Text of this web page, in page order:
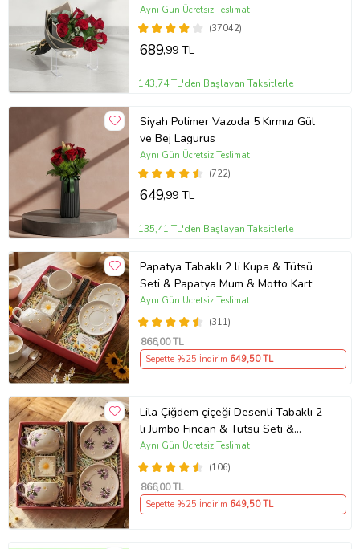
(37042)
Aynı Gün Ücretsiz Teslimat
689,99 TL
143,74 TL'den Başlayan Taksitlerle
Siyah Polimer Vazoda 5 Kırmızı Gül
ve Bej Lagurus
(722)
Aynı Gün Ücretsiz Teslimat
649,99 TL
135,41 TL'den Başlayan Taksitlerle
Papatya Tabaklı 2 li Kupa & Tütsü
Seti & Papatya Mum & Motto Kart
(311)
Aynı Gün Ücretsiz Teslimat
866,00 TL
Sepette %25 İndirim 649,50 TL
Lila Çiğdem çiçeği Desenli Tabaklı 2
lı Jumbo Fincan & Tütsü Seti &
Papatya Mum &
(106)
Aynı Gün Ücretsiz Teslimat
866,00 TL
Sepette %25 İndirim 649,50 TL